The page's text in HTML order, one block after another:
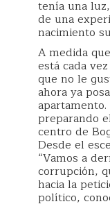
tenía una
de una
nacimiento
A medida
está cada
que no le
ahora ya
preparando
centro de
Desde el
“Vamos a
corrupción,
hacia la
político,